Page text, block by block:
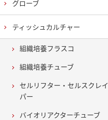
グローブ
ティッシュカルチャー
組織培養フラスコ
組織培養チューブ
セルリフター・セルスクレイ
パー
バイオリアクターチューブ